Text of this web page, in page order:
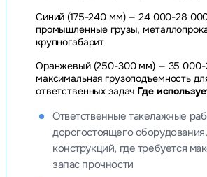
Синий (175-240 мм) — 24 000-28
промышленные грузы,
крупногабарит
Оранжевый (250-300 мм) — 35 000-
максимальная грузоподъемность
ответственных задач Где
Ответственные такелажные
дорогостоящего
конструкций, где требуется
запас прочности